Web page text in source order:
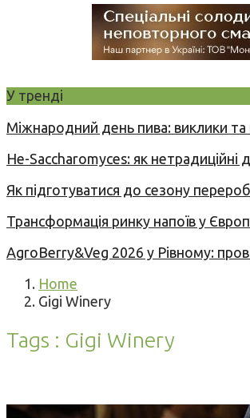
У тренді
Міжнародний день пива: виклики та
Не-Saccharomyces: як нетрадиційні
Як підготуватися до сезону
Трансформація ринку напоїв у
AgroBerry&Veg 2026 у Рівному:
Home
Gigi Winery
Tags : Gigi Winery